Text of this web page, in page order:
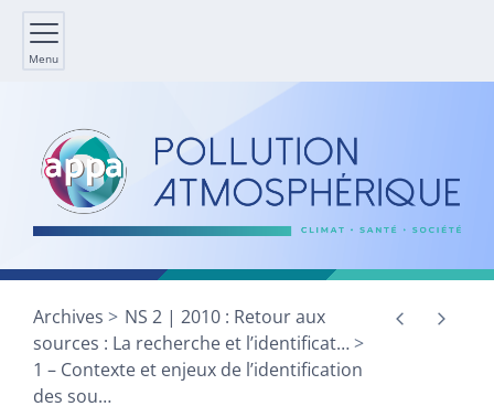
Menu
Archives
NS 2 | 2010 : Retour aux
sources : La recherche et l’identificat…
1 – Contexte et enjeux de l’identification
des sou…